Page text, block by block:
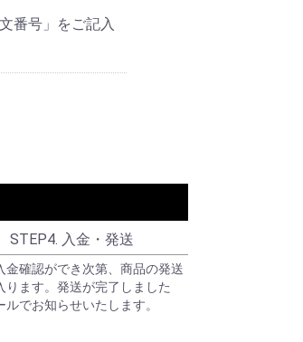
番号」をご記入
STEP4. 入金・発送
金確認ができ次第、商品の発送
ります。発送が完了しました
ルでお知らせいたします。